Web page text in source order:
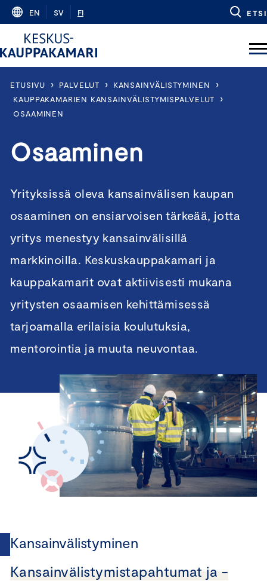
Skip
content
EN SV FI ETSI
ETUSIVU › PALVELUT › KANSAINVÄLISTYMINEN ›
KAUPPAKAMARIEN KANSAINVÄLISTYMISPALVELUT ›
OSAAMINEN
Osaaminen
Yrityksissä oleva kansainvälisen kaupan
osaaminen on ensiarvoisen tärkeää, jotta
yritys menestyy kansainvälisillä
markkinoilla. Keskuskauppakamari ja
kauppakamarit ovat aktiivisesti mukana
yritysten osaamisen kehittämisessä
tarjoamalla erilaisia koulutuksia,
mentorointia ja muuta neuvontaa.
Kansainvälistyminen
Kansainvälistymistapahtumat ja -